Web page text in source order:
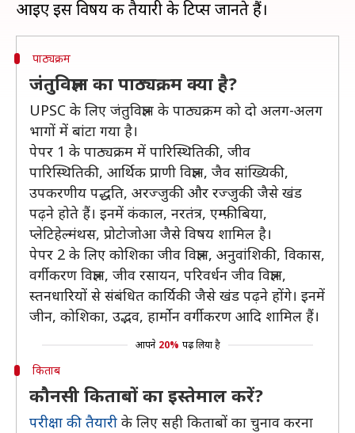
पाठ्यक्रम
जंतुविज्ञान का पाठ्यक्रम क्या है?
UPSC के लिए जंतुविज्ञान के पाठ्यक्रम को दो अलग-अलग
भागों में बांटा गया है।
पेपर 1 के पाठ्यक्रम में पारिस्थितिकी, जीव
पारिस्थितिकी, आर्थिक प्राणी विज्ञान, जैव सांख्यिकी,
उपकरणीय पद्धति, अरज्जुकी और रज्जुकी जैसे खंड
पढ़ने होते हैं। इनमें कंकाल, नरतंत्र, एम्फ़ीबिया,
प्लेटिहेल्मंथस, प्रोटोजोआ जैसे विषय शामिल है।
पेपर 2 के लिए कोशिका जीव विज्ञान, अनुवांशिकी, विकास,
वर्गीकरण विज्ञान, जीव रसायन, परिवर्धन जीव विज्ञान,
स्तनधारियों से संबंधित कार्यिकी जैसे खंड पढ़ने होंगे। इनमें
जीन, कोशिका, उद्भव, हार्मोन वर्गीकरण आदि शामिल हैं।
आपने 20% पढ़ लिया है
किताब
कौनसी किताबों का इस्तेमाल करें?
परीक्षा की तैयारी के लिए सही किताबों का चुनाव करना